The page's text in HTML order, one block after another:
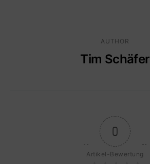
AUTHOR
Tim Schäfer
0
Artikel-Bewertung